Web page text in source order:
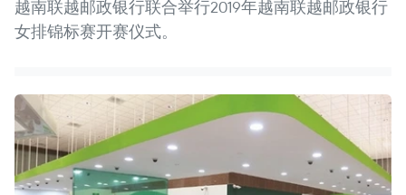
越南联越邮政银行联合举行2019年越南联越邮政银行
女排锦标赛开赛仪式。